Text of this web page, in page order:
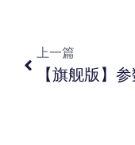
上一篇